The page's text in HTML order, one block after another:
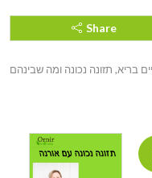
Share
בריא, תזונה נכונה ומה שבינהם